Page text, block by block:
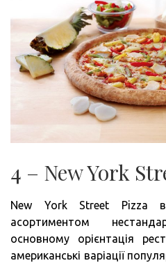
4 – New York
New York Street Pizza
асортиментом
основному орієнтація
американські варіації